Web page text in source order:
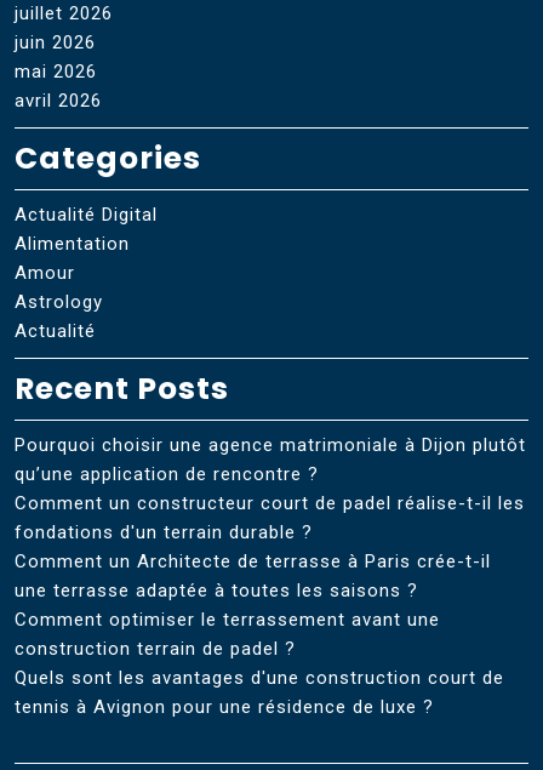
juillet 2026
juin 2026
mai 2026
avril 2026
Categories
Actualité Digital
Alimentation
Amour
Astrology
Actualité
Recent Posts
Pourquoi choisir une agence matrimoniale à Dijon plutôt
qu’une application de rencontre ?
Comment un constructeur court de padel réalise-t-il les
fondations d'un terrain durable ?
Comment un Architecte de terrasse à Paris crée-t-il
une terrasse adaptée à toutes les saisons ?
Comment optimiser le terrassement avant une
construction terrain de padel ?
Quels sont les avantages d'une construction court de
tennis à Avignon pour une résidence de luxe ?